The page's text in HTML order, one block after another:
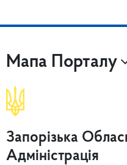
Мапа Порталу
Запорізька
Адміністрація